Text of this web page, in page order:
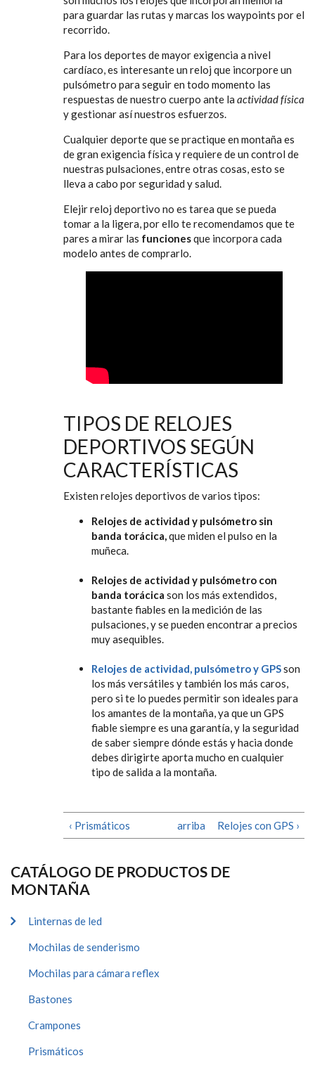
para guardar las rutas y marcas los waypoints por el
recorrido.
Para los deportes de mayor exigencia a nivel
cardíaco, es interesante un reloj que incorpore un
pulsómetro para seguir en todo momento las
respuestas de nuestro cuerpo ante la actividad física
y gestionar así nuestros esfuerzos.
Cualquier deporte que se practique en montaña es
de gran exigencia física y requiere de un control de
nuestras pulsaciones, entre otras cosas, esto se
lleva a cabo por seguridad y salud.
Elejir reloj deportivo no es tarea que se pueda
tomar a la ligera, por ello te recomendamos que te
pares a mirar las funcionesque incorpora cada
modelo antes de comprarlo.
TIPOS DE RELOJES
DEPORTIVOS SEGÚN
CARACTERÍSTICAS
Existen relojes deportivos de varios tipos:
Relojes de actividad y pulsómetro sin
banda torácica,que miden el pulso en la
muñeca.
Relojes de actividad y pulsómetro con
banda torácica son los más extendidos,
bastante fiables en la medición de las
pulsaciones, y se pueden encontrar a precios
muy asequibles.
Relojes de actividad, pulsómetro y GPSson
los más versátiles y también los más caros,
pero si te lo puedes permitir son ideales para
los amantes de la montaña, ya que un GPS
fiable siempre es una garantía, y la seguridad
de saber siempre dónde estás y hacia donde
debes dirigirte aporta mucho en cualquier
tipo de salida a la montaña.
‹ Prismáticos arriba Relojes con GPS ›
CATÁLOGO DE PRODUCTOS DE
MONTAÑA
Linternas de led
Mochilas de senderismo
Mochilas para cámara reflex
Bastones
Crampones
Prismáticos